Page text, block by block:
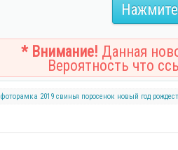
* Внимание! Данная
Вероятность что
фоторамка 2019 свинья поросенок новый год